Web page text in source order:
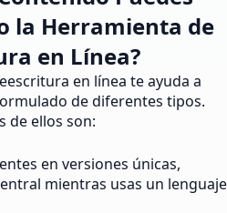
la Herramienta de
en Línea?
en línea te ayuda a
de diferentes tipos.
de ellos son:
en versiones únicas,
mientras usas un lenguaje